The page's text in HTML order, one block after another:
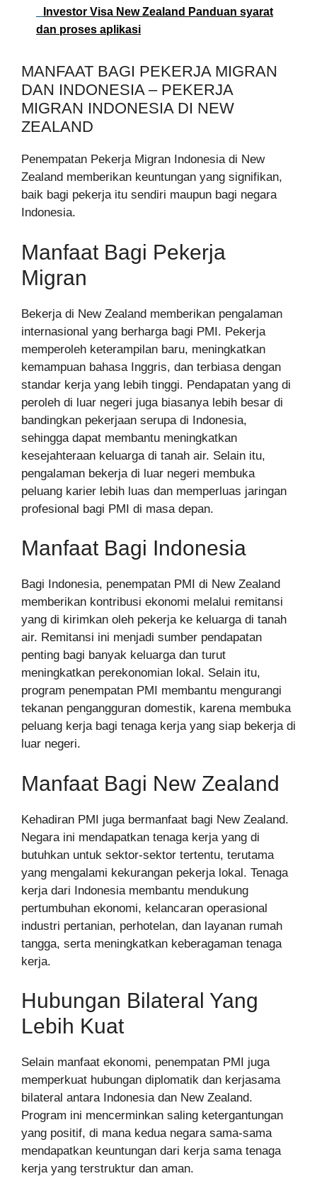
Investor Visa New Zealand Panduan syarat
dan proses aplikasi
MANFAAT BAGI PEKERJA MIGRAN
DAN INDONESIA – PEKERJA
MIGRAN INDONESIA DI NEW
ZEALAND
Penempatan Pekerja Migran Indonesia di New
Zealand memberikan keuntungan yang signifikan,
baik bagi pekerja itu sendiri maupun bagi negara
Indonesia.
Manfaat Bagi Pekerja
Migran
Bekerja di New Zealand memberikan pengalaman
internasional yang berharga bagi PMI. Pekerja
memperoleh keterampilan baru, meningkatkan
kemampuan bahasa Inggris, dan terbiasa dengan
standar kerja yang lebih tinggi. Pendapatan yang di
peroleh di luar negeri juga biasanya lebih besar di
bandingkan pekerjaan serupa di Indonesia,
sehingga dapat membantu meningkatkan
kesejahteraan keluarga di tanah air. Selain itu,
pengalaman bekerja di luar negeri membuka
peluang karier lebih luas dan memperluas jaringan
profesional bagi PMI di masa depan.
Manfaat Bagi Indonesia
Bagi Indonesia, penempatan PMI di New Zealand
memberikan kontribusi ekonomi melalui remitansi
yang di kirimkan oleh pekerja ke keluarga di tanah
air. Remitansi ini menjadi sumber pendapatan
penting bagi banyak keluarga dan turut
meningkatkan perekonomian lokal. Selain itu,
program penempatan PMI membantu mengurangi
tekanan pengangguran domestik, karena membuka
peluang kerja bagi tenaga kerja yang siap bekerja di
luar negeri.
Manfaat Bagi New Zealand
Kehadiran PMI juga bermanfaat bagi New Zealand.
Negara ini mendapatkan tenaga kerja yang di
butuhkan untuk sektor-sektor tertentu, terutama
yang mengalami kekurangan pekerja lokal. Tenaga
kerja dari Indonesia membantu mendukung
pertumbuhan ekonomi, kelancaran operasional
industri pertanian, perhotelan, dan layanan rumah
tangga, serta meningkatkan keberagaman tenaga
kerja.
Hubungan Bilateral Yang
Lebih Kuat
Selain manfaat ekonomi, penempatan PMI juga
memperkuat hubungan diplomatik dan kerjasama
bilateral antara Indonesia dan New Zealand.
Program ini mencerminkan saling ketergantungan
yang positif, di mana kedua negara sama-sama
mendapatkan keuntungan dari kerja sama tenaga
kerja yang terstruktur dan aman.